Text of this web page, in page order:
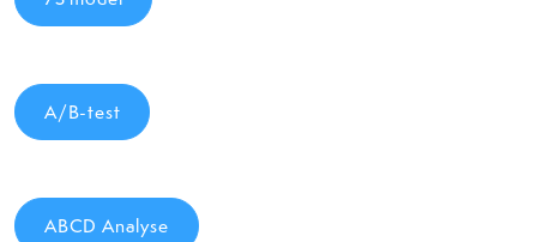
A/B-test
ABCD Analyse